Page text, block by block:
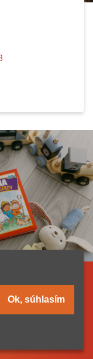
a články
Ok, súhlasím